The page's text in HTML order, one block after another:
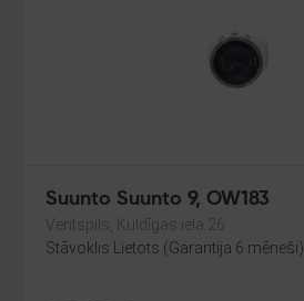
Suunto Suunto 9, OW183
Ventspils, Kuldīgas iela 26
Stāvoklis Lietots (Garantija 6 mēneši)